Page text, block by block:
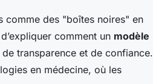
comme des "boîtes noires" en
comment un modèle
transparence et de confiance.
en médecine, où les